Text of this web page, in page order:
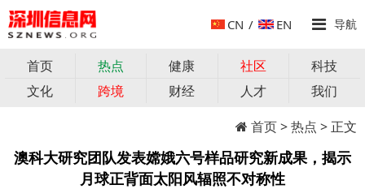
CN / EN 导航
首页 热点 健康 社区
科技
文化
跨境 财经 人才
我们
首页>热点 > 正文
澳科大研究团队发表嫦娥六号样品研究新成果，揭示
月球正背面太阳风辐照不对称性